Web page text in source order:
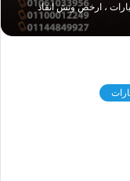
، ارخص ونش انقاذ